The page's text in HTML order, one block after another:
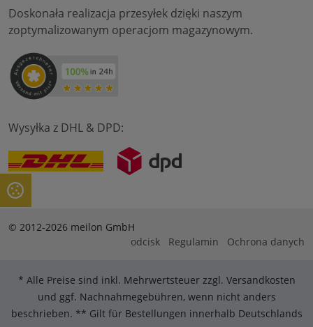
Doskonała realizacja przesyłek dzięki naszym
zoptymalizowanym operacjom magazynowym.
Wysyłka z DHL & DPD:
© 2012-2026 meilon GmbH
odcisk
Regulamin Ochrona danych
* Alle Preise sind inkl. Mehrwertsteuer zzgl. Versandkosten
und ggf. Nachnahmegebühren, wenn nicht anders
beschrieben. ** Gilt für Bestellungen innerhalb Deutschlands